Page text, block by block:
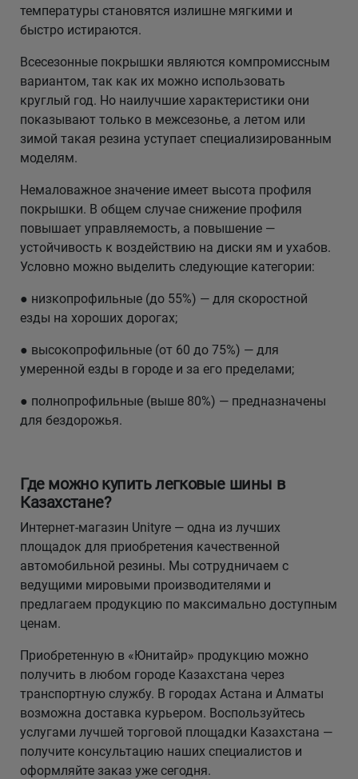
температуры становятся излишне мягкими и
быстро истираются.
Всесезонные покрышки являются компромиссным
вариантом, так как их можно использовать
круглый год. Но наилучшие характеристики они
показывают только в межсезонье, а летом или
зимой такая резина уступает специализированным
моделям.
Немаловажное значение имеет высота профиля
покрышки. В общем случае снижение профиля
повышает управляемость, а повышение —
устойчивость к воздействию на диски ям и ухабов.
Условно можно выделить следующие категории:
● низкопрофильные (до 55%) — для скоростной
езды на хороших дорогах;
● высокопрофильные (от 60 до 75%) — для
умеренной езды в городе и за его пределами;
● полнопрофильные (выше 80%) — предназначены
для бездорожья.
Где можно купить легковые шины в
Казахстане?
Интернет-магазин Unityre — одна из лучших
площадок для приобретения качественной
автомобильной резины. Мы сотрудничаем с
ведущими мировыми производителями и
предлагаем продукцию по максимально доступным
ценам.
Приобретенную в «Юнитайр» продукцию можно
получить в любом городе Казахстана через
транспортную службу. В городах Астана и Алматы
возможна доставка курьером. Воспользуйтесь
услугами лучшей торговой площадки Казахстана —
получите консультацию наших специалистов и
оформляйте заказ уже сегодня.